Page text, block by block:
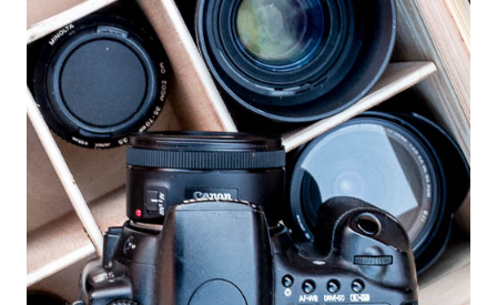
Y
CÓMO
HACER
EL
MARTILLO
DE
THOR